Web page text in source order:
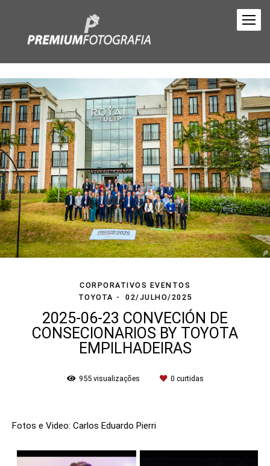
CORPORATIVOS EVENTOS
TOYOTA
02/JULHO/2025
2025-06-23 CONVECIÓN DE
CONSECIONARIOS BY TOYOTA
EMPILHADEIRAS
955visualizações 0 curtidas
Fotos e Video: Carlos Eduardo Pierri